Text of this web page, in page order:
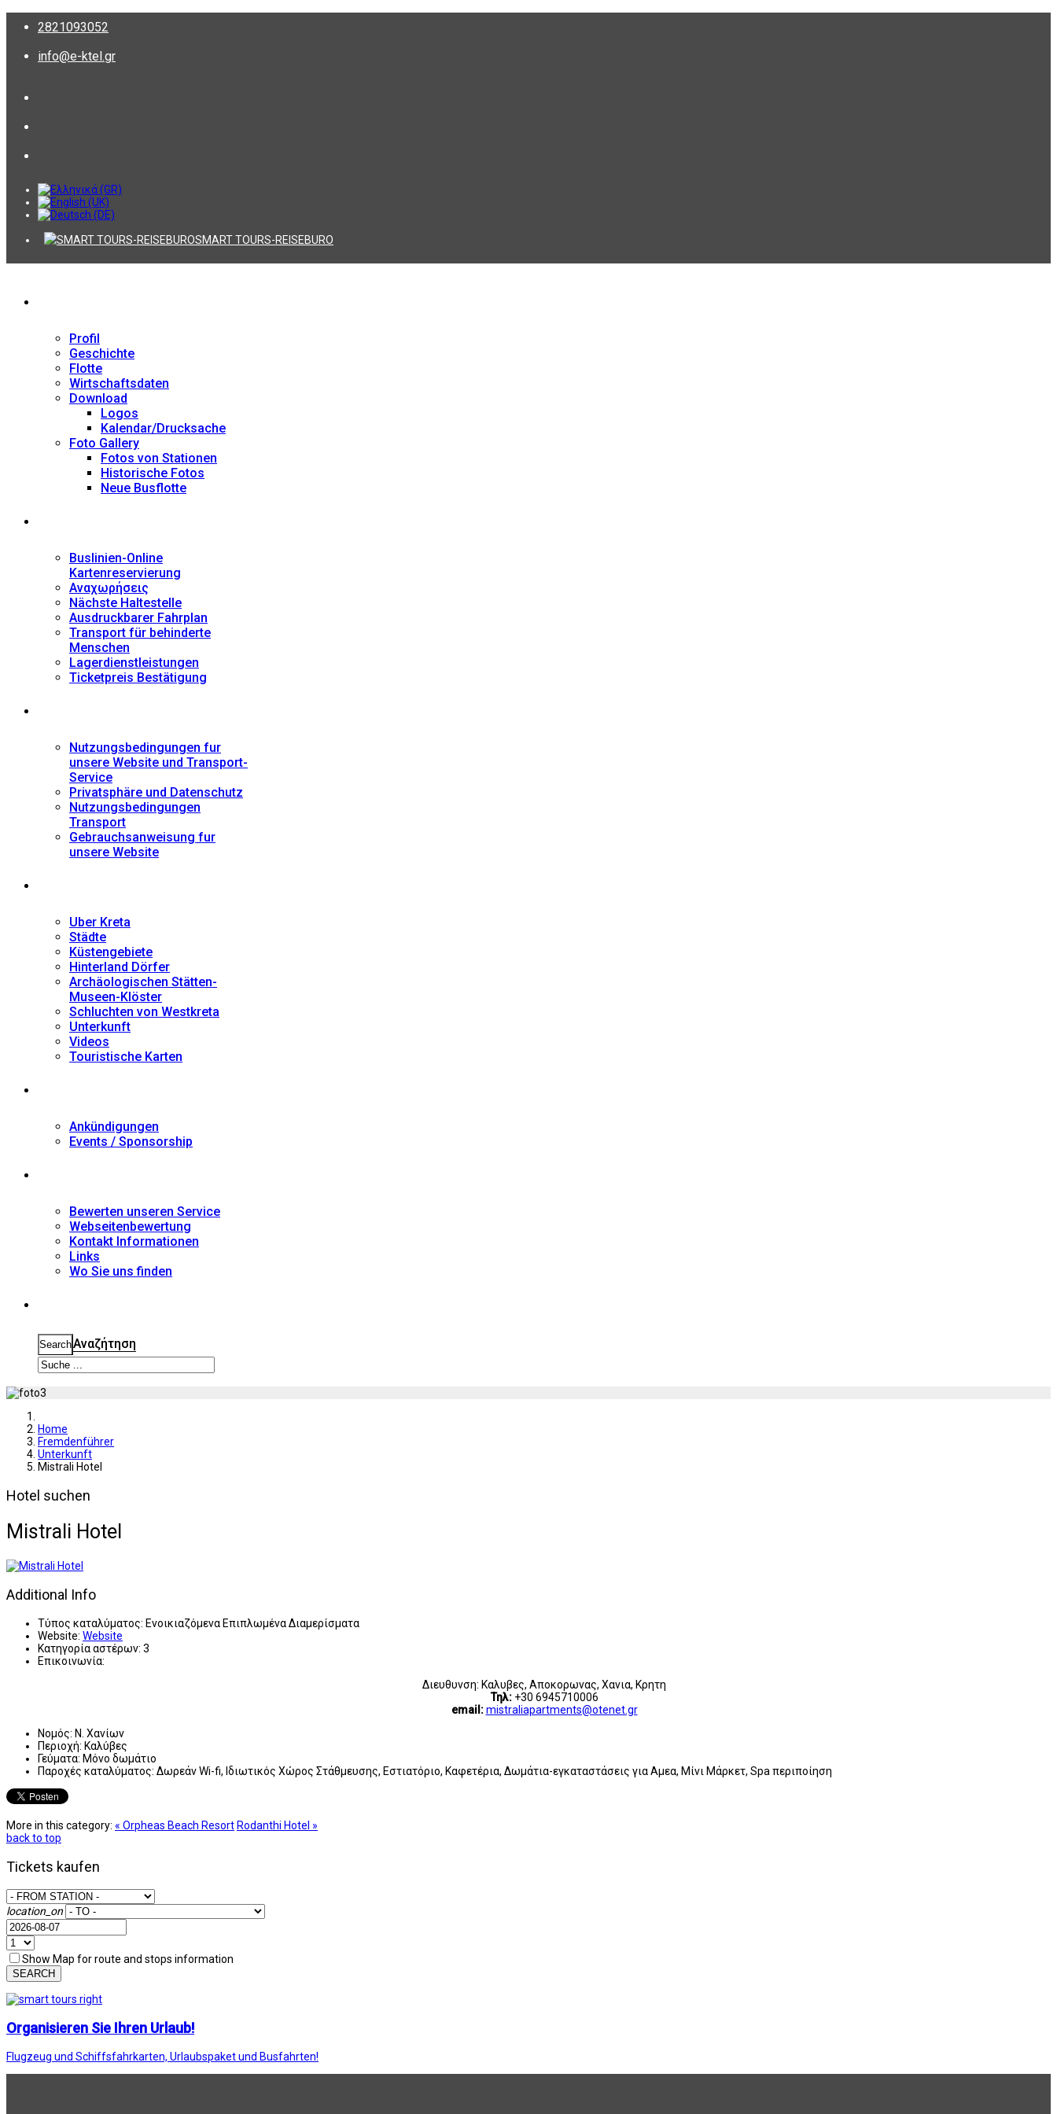
2821093052
info@e-ktel.gr
SMART TOURS-REISEBURO
Profil
Geschichte
Flotte
Wirtschaftsdaten
Download
Logos
Kalendar/Drucksache
Foto Gallery
Fotos von Stationen
Historische Fotos
Neue Busflotte
Buslinien-Online
Kartenreservierung
Αναχωρήσεις
Nächste Haltestelle
Αusdruckbarer Fahrplan
Transport für behinderte
Menschen
Lagerdienstleistungen
Ticketpreis Bestätigung
Nutzungsbedingungen fur
unsere Website und Transport-
Service
Privatsphäre und Datenschutz
Nutzungsbedingungen
Transport
Gebrauchsanweisung fur
unsere Website
Uber Kreta
Städte
Küstengebiete
Hinterland Dörfer
Archäologischen Stätten-
Museen-Klöster
Schluchten von Westkreta
Unterkunft
Videos
Touristische Karten
Ankündigungen
Events / Sponsorship
Bewerten unseren Service
Webseitenbewertung
Kontakt Informationen
Links
Wo Sie uns finden
SearchΑναζήτηση
Home
Fremdenführer
Unterkunft
Mistrali Hotel
Hotel suchen
Mistrali Hotel
Additional Info
Τύπος καταλύματος: Ενοικιαζόμενα Επιπλωμένα Διαμερίσματα
Website: Website
Κατηγορία αστέρων: 3
Επικοινωνία:
Διευθυνση: Καλυβες, Αποκορωνας, Χανια, Κρητη
Τηλ:+30 6945710006
email:mistraliapartments@otenet.gr
Νομός: Ν. Χανίων
Περιοχή: Καλύβες
Γεύματα: Μόνο δωμάτιο
Παροχές καταλύματος: Δωρεάν Wi-fi, Ιδιωτικός Χώρος Στάθμευσης, Εστιατόριο, Καφετέρια, Δωμάτια-εγκαταστάσεις για Αμεα, Μίνι Μάρκετ, Spa περιποίηση
More in this category: « Orpheas Beach ResortRodanthi Hotel »
back to top
Tickets kaufen
location_on
Show Map for route and stops information
SEARCH
Organisieren Sie Ihren Urlaub!
Flugzeug und Schiffsfahrkarten, Urlaubspaket und Busfahrten!